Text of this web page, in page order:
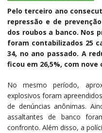
Pelo terceiro ano
repressão e de
dos roubos a banco. Nos
foram contabilizados 25
34, no ano passado. A
ficou em 26,5%, com nove
No mesmo período,
explosivos foram
de denúncias anônimas.
assaltantes de banco
confronto. Além disso, a